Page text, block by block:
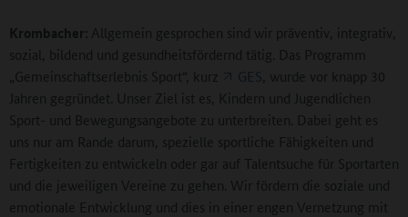
Krombacher: Allgemein gesprochen sind wir präventiv, integrativ,
sozial, bildend und gesundheitsfördernd tätig. Das Programm
„Gemeinschaftserlebnis Sport“, kurz
GES , wurde vor knapp 30
Jahren gegründet. Unser Ziel ist es, Kindern und Jugendlichen
Sport- und Bewegungsangebote zu unterbreiten. Dabei geht es
uns nur am Rande darum, spezielle sportliche Fähigkeiten und
Fertigkeiten zu entwickeln oder gar auf Talentsuche für Sportarten
und die jeweiligen Vereine zu gehen. Wir fördern die soziale und
emotionale Entwicklung und dies in einer engen Vernetzung mit